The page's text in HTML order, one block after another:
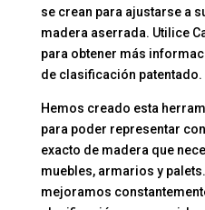
se crean para ajustarse a
madera aserrada. Utilice
para obtener más
de clasificación patentado.
Hemos creado esta
para poder representar
exacto de madera que
muebles, armarios y
mejoramos